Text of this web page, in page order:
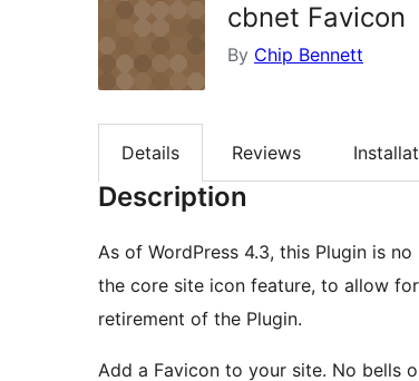
cbnet Favicon
By Chip Bennett
Details Reviews
Description
As of WordPress 4.3, this Plugin is
the core site icon feature, to allow
retirement of the Plugin.
Add a Favicon to your site. No bells